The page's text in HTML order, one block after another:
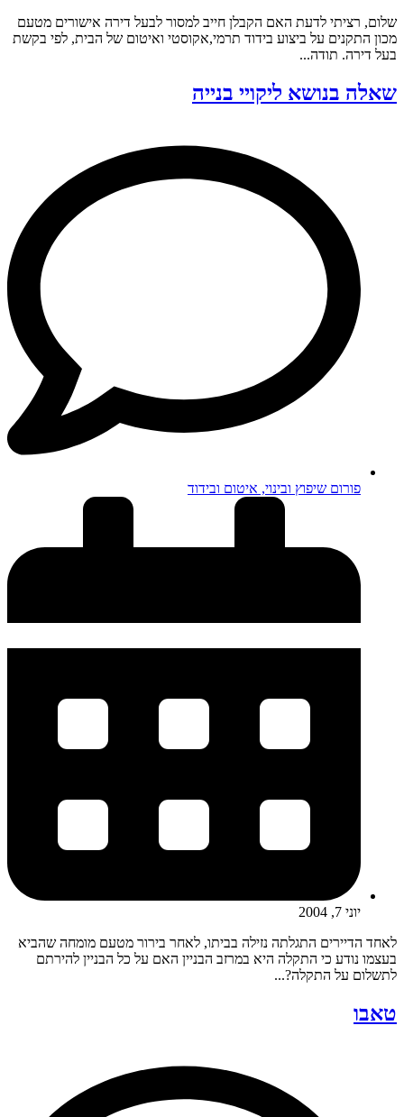
שלום, רציתי לדעת האם הקבלן חייב למסור לבעל דירה אישורים מטעם
מכון התקנים על ביצוע בידוד תרמי,אקוסטי ואיטום של הבית, לפי בקשת
בעל דירה. תודה...
שאלה בנושא ליקויי בנייה
פורום שיפוץ ובינוי, איטום ובידוד
יוני 7, 2004
לאחד הדיירים התגלתה נזילה בביתו, לאחר בירור מטעם מומחה שהביא
בעצמו נודע כי התקלה היא במרזב הבניין האם על כל הבניין להירתם
לתשלום על התקלה?...
טאבו